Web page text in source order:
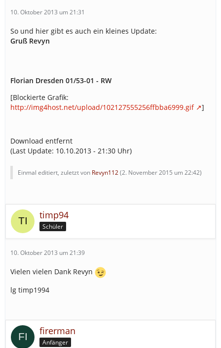
10. Oktober 2013 um 21:31
So und hier gibt es auch ein kleines Update:
Gruß Revyn
Florian Dresden 01/53-01 - RW
[Blockierte Grafik:
http://img4host.net/upload/102127555256ffbba6999.gif
]
Download entfernt
(Last Update: 10.10.2013 - 21:30 Uhr)
Einmal editiert, zuletzt von Revyn112(2. November 2015 um 22:42)
timp94
Schüler
10. Oktober 2013 um 21:39
Vielen vielen Dank Revyn
lg timp1994
firerman
Anfänger